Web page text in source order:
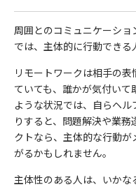
周囲とのコミュニケーシ
では、主体的に行動できる
リモートワークは相手の
ていても、誰かが気付い
ような状況では、自らヘ
りすると、問題解決や業
クトなら、主体的な行動
がるかもしれません。
主体性のある人は、いか